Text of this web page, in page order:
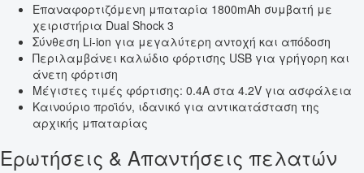
Επαναφορτιζόμενη μπαταρία 1800mAh συμβατή με
χειριστήρια Dual Shock 3
Σύνθεση Li-ion για μεγαλύτερη αντοχή και απόδοση
Περιλαμβάνει καλώδιο φόρτισης USB για γρήγορη και
άνετη φόρτιση
Μέγιστες τιμές φόρτισης: 0.4A στα 4.2V για ασφάλεια
Καινούριο προϊόν, ιδανικό για αντικατάσταση της
αρχικής μπαταρίας
Ερωτήσεις & Απαντήσεις πελατών